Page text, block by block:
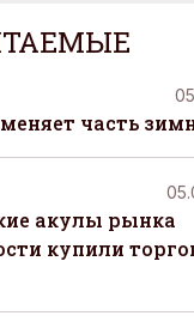
часть
акулы рынка
купили